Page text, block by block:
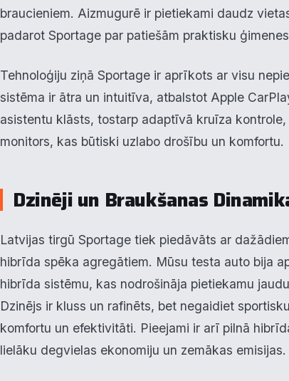
braucieniem. Aizmugurē ir pietiekami daudz
padarot Sportage par patiešām praktisku
Tehnoloģiju ziņā Sportage ir aprīkots ar visu
sistēma ir ātra un intuitīva, atbalstot Apple
asistentu klāsts, tostarp adaptīvā kruīza
monitors, kas būtiski uzlabo drošību un komfortu.
Dzinēji un Braukšanas
Latvijas tirgū Sportage tiek piedāvāts ar
hibrīda spēka agregātiem. Mūsu testa auto bija
hibrīda sistēmu, kas nodrošināja pietiekamu
Dzinējs ir kluss un rafinēts, bet negaidiet
komfortu un efektivitāti. Pieejami ir arī pilnā
lielāku degvielas ekonomiju un zemākas emisijas.